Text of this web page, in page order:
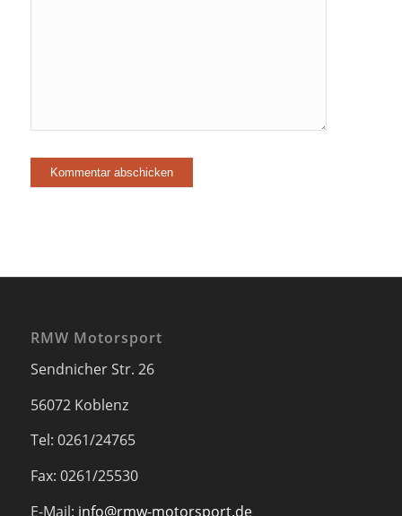
RMW Motorsport
Sendnicher Str. 26
56072 Koblenz
Tel: 0261/24765
Fax: 0261/25530
E-Mail: info@rmw-motorsport.de